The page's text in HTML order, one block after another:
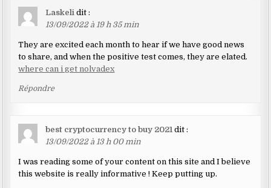
Laskeli dit :
13/09/2022 à 19 h 35 min
They are excited each month to hear if we have good news
to share, and when the positive test comes, they are elated.
where can i get nolvadex
Répondre
best cryptocurrency to buy 2021 dit :
13/09/2022 à 13 h 00 min
I was reading some of your content on this site and I believe
this website is really informative ! Keep putting up.